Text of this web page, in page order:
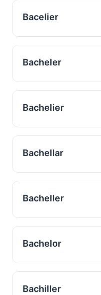
Bacelier
Bacheler
Bachelier
Bachellar
Bacheller
Bachelor
Bachiller